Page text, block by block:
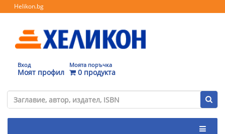
Helikon.bg
Вход
Моят профил
Моята поръчка
0 продукта